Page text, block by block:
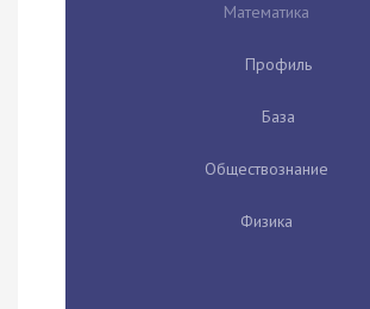
Математика
Профиль
База
Обществознание
Физика